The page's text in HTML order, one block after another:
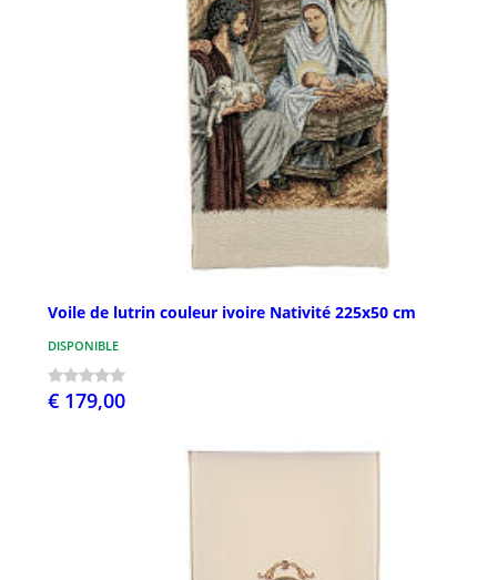
Voile de lutrin couleur ivoire Nativité 225x50 cm
DISPONIBLE
€ 179,00